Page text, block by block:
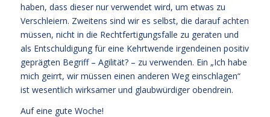
haben, dass dieser nur verwendet wird, um etwas zu
Verschleiern. Zweitens sind wir es selbst, die darauf achten
müssen, nicht in die Rechtfertigungsfalle zu geraten und
als Entschuldigung für eine Kehrtwende irgendeinen positiv
geprägten Begriff – Agilität? – zu verwenden. Ein „Ich habe
mich geirrt, wir müssen einen anderen Weg einschlagen“
ist wesentlich wirksamer und glaubwürdiger obendrein.
Auf eine gute Woche!